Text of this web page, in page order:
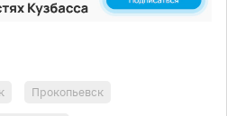
Прокопьевск